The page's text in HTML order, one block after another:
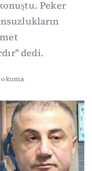
Peker
dedi.
okuma